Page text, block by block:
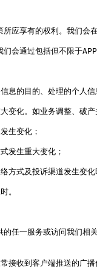
应享有的权利。我们
会通过包括但不限于
息的目的、处理的个人
变化。如业务调整、破
生变化；
发生重大变化；
方式及投诉渠道发生变
。
任一服务或访问我们
接收到客户端推送的广